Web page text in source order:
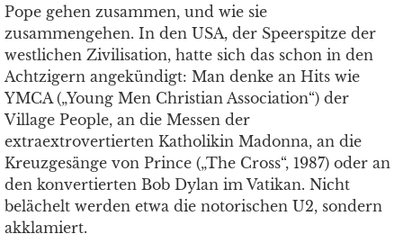
Pope gehen zusammen, und wie sie
zusammengehen. In den USA, der Speerspitze der
westlichen Zivilisation, hatte sich das schon in den
Achtzigern angekündigt: Man denke an Hits wie
YMCA („Young Men Christian Association“) der
Village People, an die Messen der
extraextrovertierten Katholikin Madonna, an die
Kreuzgesänge von Prince („The Cross“, 1987) oder an
den konvertierten Bob Dylan im Vatikan. Nicht
belächelt werden etwa die notorischen U2, sondern
akklamiert.